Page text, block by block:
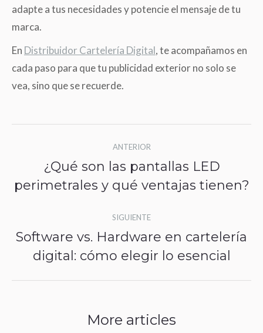
adapte a tus necesidades y potencie el mensaje de tu
marca.
En Distribuidor Cartelería Digital, te acompañamos en
cada paso para que tu publicidad exterior no solo se
vea, sino que se recuerde.
entre
publicaciones
ANTERIOR
Publicación
anterior:
¿Qué son las pantallas LED
perimetrales y qué ventajas tienen?
SIGUIENTE
Publicación
siguiente:
Software vs. Hardware en cartelería
digital: cómo elegir lo esencial
More articles